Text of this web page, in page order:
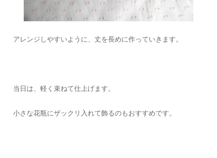
アレンジしやすいように、丈を長めに作っていきます。
当日は、軽く束ねて仕上げます。
小さな花瓶にザックリ入れて飾るのもおすすめです。